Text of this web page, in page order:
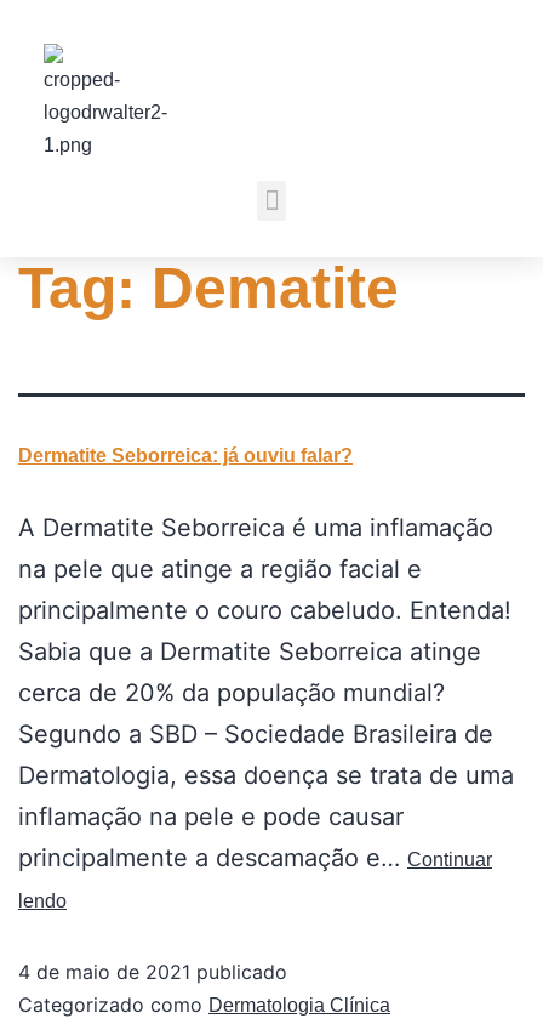
Tag: Dematite
Dermatite Seborreica: já ouviu falar?
A Dermatite Seborreica é uma inflamação
na pele que atinge a região facial e
principalmente o couro cabeludo. Entenda!
Sabia que a Dermatite Seborreica atinge
cerca de 20% da população mundial?
Segundo a SBD – Sociedade Brasileira de
Dermatologia, essa doença se trata de uma
inflamação na pele e pode causar
principalmente a descamação e… Continuar
lendo
4 de maio de 2021 publicado
Categorizado como Dermatologia Clínica